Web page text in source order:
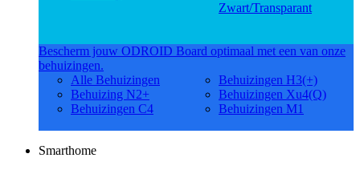
Zwart/Transparant
Bescherm jouw ODROID Board optimaal met een van onze
behuizingen.
Alle Behuizingen
Behuizing N2+
Behuizingen C4
Behuizingen H3(+)
Behuizingen Xu4(Q)
Behuizingen M1
Smarthome